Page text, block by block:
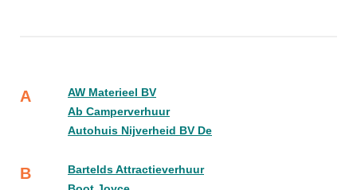
A
AW Materieel BV
Ab Camperverhuur
Autohuis Nijverheid BV De
B
Bartelds Attractieverhuur